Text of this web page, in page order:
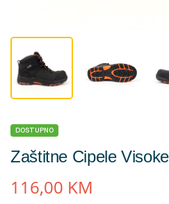
DOSTUPNO
Zaštitne Cipele
116,00 KM